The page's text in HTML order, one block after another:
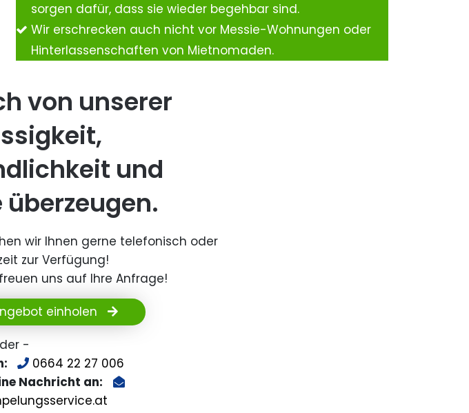
sorgen dafür, dass sie wieder begehbar sind.
Wir erschrecken auch nicht vor Messie-Wohnungen oder
Hinterlassenschaften von Mietnomaden.
von unserer
und
wir Ihnen gerne telefonisch oder
zur Verfügung!
uns auf Ihre Anfrage!
einholen
-
0664 22 27 006
Nachricht an: